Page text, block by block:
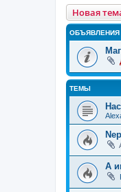
Новая
ОБЪЯВЛЕНИЯ
ТЕМЫ
А